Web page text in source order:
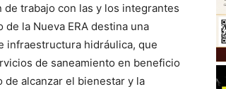
trabajo con las y los integrantes
la Nueva ERA destina una
infraestructura hidráulica, que
de saneamiento en beneficio
alcanzar el bienestar y la